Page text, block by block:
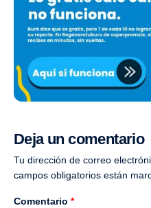
Deja un comentario
Tu dirección de correo
campos obligatorios están
Comentario *